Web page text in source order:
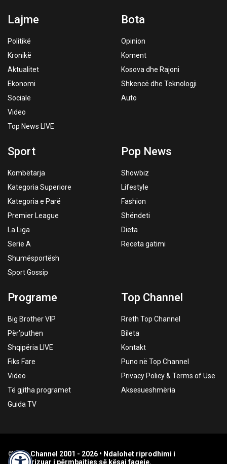
Lajme
Politikë
Kronikë
Aktualitet
Ekonomi
Sociale
Video
Top News LIVE
Bota
Opinion
Koment
Kosova dhe Rajoni
Shkencë dhe Teknologji
Auto
Sport
Kombëtarja
Kategoria Superiore
Kategoria e Parë
Premier League
La Liga
Serie A
Shumësportësh
Sport Gossip
Pop News
Showbiz
Lifestyle
Fashion
Shëndeti
Dieta
Receta gatimi
Programe
Big Brother VIP
Për’puthen
Shqipëria LIVE
Fiks Fare
Video
Të gjitha programet
Guida TV
Top Channel
Rreth Top Channel
Bileta
Kontakt
Puno në Top Channel
Privacy Policy & Terms of Use
Aksesueshmëria
© Top Channel 2001 - 2026 • Ndalohet riprodhimi i
paautorizuar i përmbajtjes së kësaj faqeje.